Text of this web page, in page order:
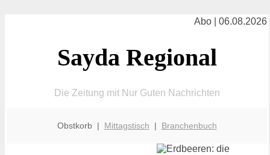
Abo | 06.08.2026
Sayda Regional
Die Zeitung mit Nur Guten Nachrichten
Obstkorb | Mittagstisch | Branchenbuch